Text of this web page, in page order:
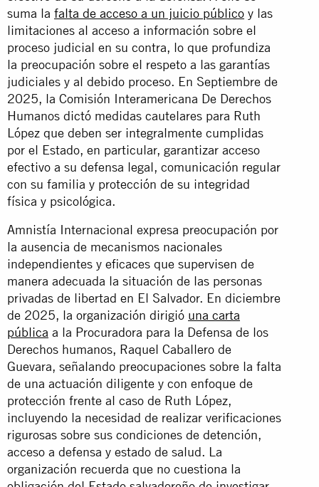
suma la falta de acceso a un juicio público y las
limitaciones al acceso a información sobre el
proceso judicial en su contra, lo que profundiza
la preocupación sobre el respeto a las garantías
judiciales y al debido proceso. En Septiembre de
2025, la Comisión Interamericana De Derechos
Humanos dictó medidas cautelares para Ruth
López que deben ser integralmente cumplidas
por el Estado, en particular, garantizar acceso
efectivo a su defensa legal, comunicación regular
con su familia y protección de su integridad
física y psicológica.
Amnistía Internacional expresa preocupación por
la ausencia de mecanismos nacionales
independientes y eficaces que supervisen de
manera adecuada la situación de las personas
privadas de libertad en El Salvador. En diciembre
de 2025, la organización dirigió una carta
pública a la Procuradora para la Defensa de los
Derechos humanos, Raquel Caballero de
Guevara, señalando preocupaciones sobre la falta
de una actuación diligente y con enfoque de
protección frente al caso de Ruth López,
incluyendo la necesidad de realizar verificaciones
rigurosas sobre sus condiciones de detención,
acceso a defensa y estado de salud. La
organización recuerda que no cuestiona la